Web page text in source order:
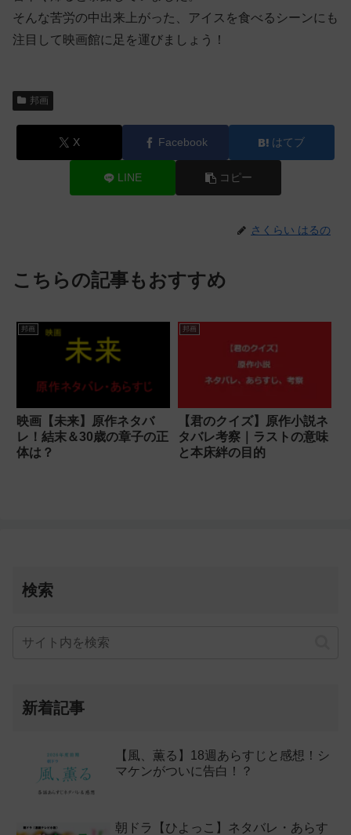
そんな苦労の中出来上がった、アイスを食べるシーンにも
注目して映画館に足を運びましょう！
邦画
X Facebook はてブ
LINE コピー
さくらい はるの
こちらの記事もおすすめ
邦画
映画【未来】原作ネタバ
レ！結末＆30歳の章子の正
体は？
邦画
【君のクイズ】原作小説ネ
タバレ考察｜ラストの意味
と本床絆の目的
検索
新着記事
【風、薫る】18週あらすじと感想！シ
マケンがついに告白！？
朝ドラ【ひよっこ】ネタバレ・あらす